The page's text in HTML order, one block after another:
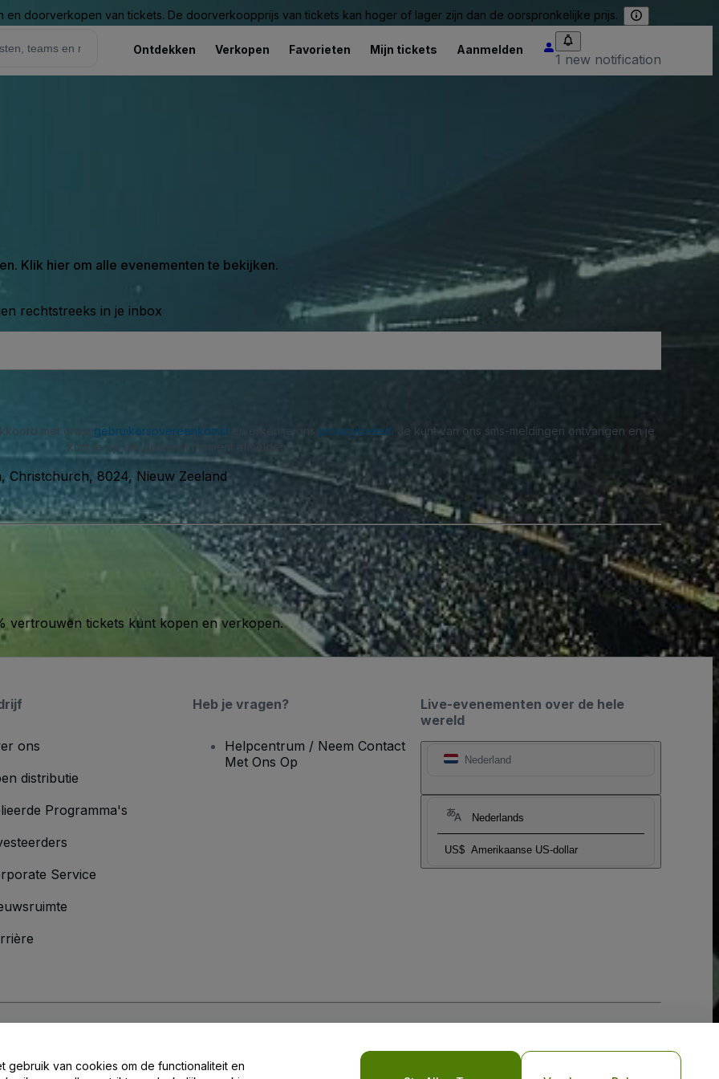
doorverkopen van tickets. De doorverkoopprijs van tickets kan hoger of lager zijn dan de oorspronkelijke prijs.
Ontdekken Verkopen Favorieten Mijn tickets Aanmelden
1 new notification
Klik hier om alle evenementen te bekijken.
rechtstreeks in je inbox
met onze gebruikersovereenkomst en erken je ons privacybeleid
. Je kunt van ons sms-meldingen ontvangen en je
kunt je op elk gewenst moment afmelden.
Christchurch, 8024, Nieuw Zeeland
vertrouwen tickets kunt kopen en verkopen.
Live-evenementen over de hele
wereld
Nederland
Nederlands
US$ Amerikaanse US-dollar
ons
distributie
Programma's
Service
Heb je vragen?
Helpcentrum / Neem Contact
Met Ons Op
privacybeleid voor mobiel
gebruik van cookies om de functionaliteit en